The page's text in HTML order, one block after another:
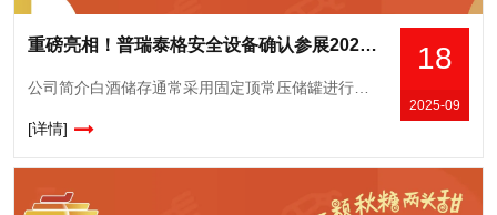
18
2025-09
重磅亮相！普瑞泰格安全设备确认参展2025南京秋糖，揭秘智慧安防新解决方案
[详情]